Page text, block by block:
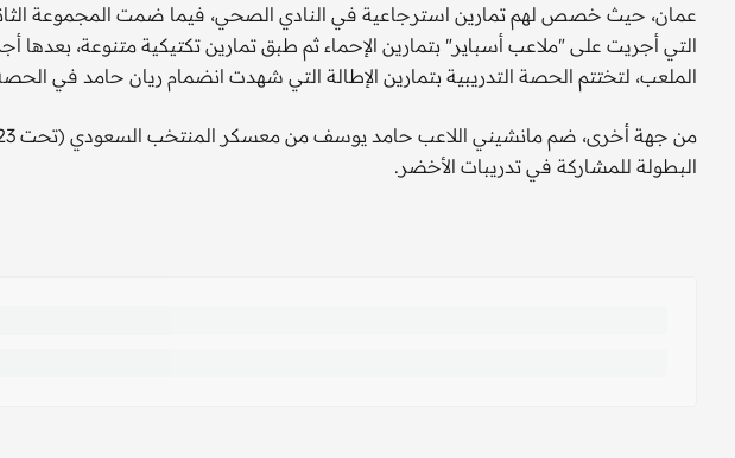
عمان، حيث خصص لهم تمارين استرجاعية في النادي الصحي، فيما ضمت المجموعة
التي أجريت على "ملاعب أسباير" بتمارين الإحماء ثم طبق تمارين تكتيكية متنوعة،
الملعب، لتختتم الحصة التدريبية بتمارين الإطالة التي شهدت انضمام ريان حامد في الحصة
البطولة للمشاركة في تدريبات الأخضر.